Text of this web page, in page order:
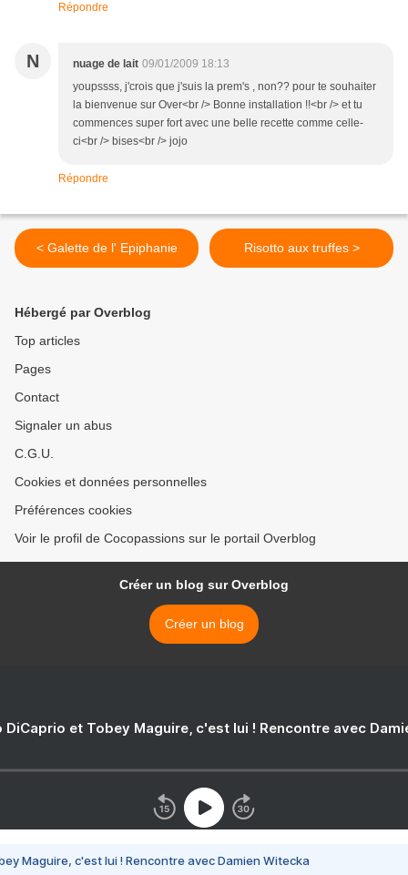
Répondre
N nuage de lait 09/01/2009 18:13
youpssss, j'crois que j'suis la prem's , non?? pour te souhaiter
la bienvenue sur Over<br /> Bonne installation !!<br /> et tu
commences super fort avec une belle recette comme celle-
ci<br /> bises<br /> jojo
Répondre
< Galette de l' Epiphanie Risotto aux truffes >
Hébergé par Overblog
Top articles
Pages
Contact
Signaler un abus
C.G.U.
Cookies et données personnelles
Préférences cookies
Voir le profil de Cocopassions sur le portail Overblog
Créer un blog sur Overblog
Créer un blog
DiCaprio et Tobey Maguire, c'est lui ! Rencontre avec
Maguire, c'est lui ! Rencontre avec Damien Witecka